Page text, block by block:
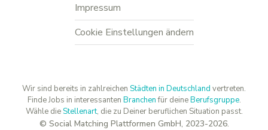
Impressum
Cookie Einstellungen ändern
Wir sind bereits in zahlreichen Städten in Deutschland vertreten.
Finde Jobs in interessanten Branchenfür deineBerufsgruppe.
Wähle dieStellenart, die zu Deiner beruflichen Situation passt.
© Social Matching Plattformen GmbH, 2023-2026.